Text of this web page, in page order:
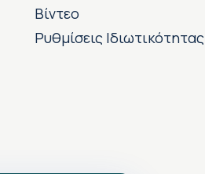
Βίντεο
Ρυθμίσεις Ιδιωτικότητας